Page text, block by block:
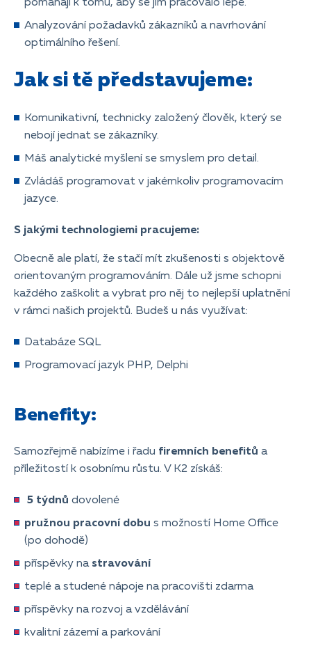
Analyzování požadavků zákazníků a navrhování
optimálního řešení.
Jak si tě představujeme:
Komunikativní, technicky založený člověk, který se
nebojí jednat se zákazníky.
Máš analytické myšlení se smyslem pro detail.
Zvládáš programovat v jakémkoliv programovacím
jazyce.
S jakými technologiemi pracujeme:
Obecně ale platí, že stačí mít zkušenosti s objektově
orientovaným programováním. Dále už jsme schopni
každého zaškolit a vybrat pro něj to nejlepší uplatnění
v rámci našich projektů. Budeš u nás využívat:
Databáze SQL
Programovací jazyk PHP, Delphi
Benefity:
Samozřejmě nabízíme i řadu firemních benefitů a
příležitostí k osobnímu růstu. V K2 získáš:
5 týdnů dovolené
pružnou pracovní dobu s možností Home Office
(po dohodě)
příspěvky na stravování
teplé a studené nápoje na pracovišti zdarma
příspěvky na rozvoj a vzdělávání
kvalitní zázemí a parkování